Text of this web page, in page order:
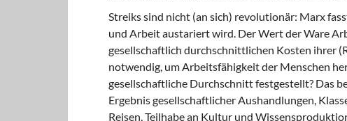
Streiks sind nicht (an sich) revolutionär: Marx
und Arbeit austariert wird. Der Wert der Ware
gesellschaftlich durchschnittlichen Kosten ihrer
notwendig, um Arbeitsfähigkeit der Menschen
gesellschaftliche Durchschnitt festgestellt? Das
Ergebnis gesellschaftlicher Aushandlungen,
Reisen, Teilhabe an Kultur und